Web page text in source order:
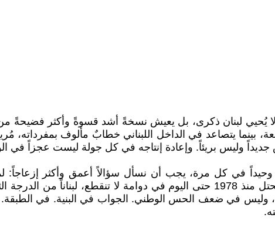
لا يُحيي لبنان ذكرى، بل يعيش نسخةً أشد قسوةً وأكثر فضيحةً
بينما يتصاعد في الداخل اللبناني خطابٌ مألوف بمفرداته،
وليس بريئاً. وإعادة إنتاجه في كل جولة ليست عجزاً في
في كل مرة، يجب أن نسأل سؤالاً أعمق وأكثر إزعاجاً:
والخيام والناقورة، وهي تُقصف وتُحتل منذ 1978 حتى اليوم في
وليس في ضعف الحس الوطني. الجواب في البنية. في الطبقة. في